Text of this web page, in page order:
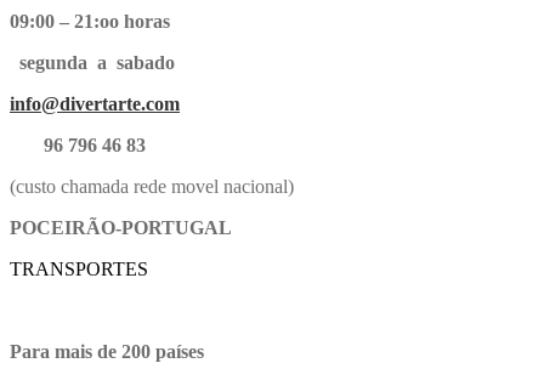
09:00 – 21:oo horas
segunda a sabado
info@divertarte.com
96 796 46 83
(custo chamada rede movel nacional)
POCEIRÃO-PORTUGAL
TRANSPORTES
Para mais de 200 países